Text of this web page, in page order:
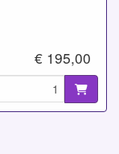
€ 195,00